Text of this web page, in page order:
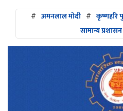
# अमनलाल मोदी # कृष्णहरि
सामान्य